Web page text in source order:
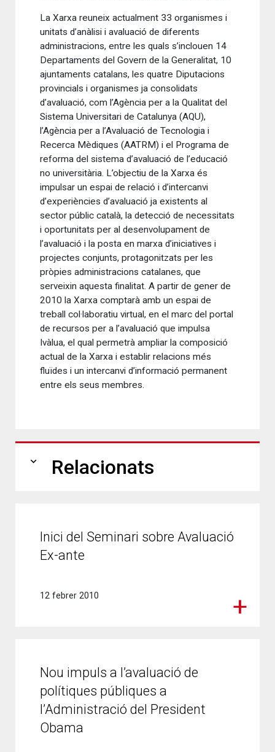
La Xarxa reuneix actualment 33 organismes i
unitats d’anàlisi i avaluació de diferents
administracions, entre les quals s’inclouen 14
Departaments del Govern de la Generalitat, 10
ajuntaments catalans, les quatre Diputacions
provincials i organismes ja consolidats
d’avaluació, com l’Agència per a la Qualitat del
Sistema Universitari de Catalunya (AQU),
l’Agència per a l’Avaluació de Tecnologia i
Recerca Mèdiques (AATRM) i el Programa de
reforma del sistema d’avaluació de l’educació
no universitària. L’objectiu de la Xarxa és
impulsar un espai de relació i d’intercanvi
d’experiències d’avaluació ja existents al
sector públic català, la detecció de necessitats
i oportunitats per al desenvolupament de
l’avaluació i la posta en marxa d’iniciatives i
projectes conjunts, protagonitzats per les
pròpies administracions catalanes, que
serveixin aquesta finalitat. A partir de gener de
2010 la Xarxa comptarà amb un espai de
treball col·laboratiu virtual, en el marc del portal
de recursos per a l’avaluació que impulsa
Ivàlua, el qual permetrà ampliar la composició
actual de la Xarxa i establir relacions més
fluïdes i un intercanvi d’informació permanent
entre els seus membres.
expand_more Relacionats
Inici del Seminari sobre Avaluació
Ex-ante
12 febrer 2010
Nou impuls a l’avaluació de
polítiques públiques a
l’Administració del President
Obama